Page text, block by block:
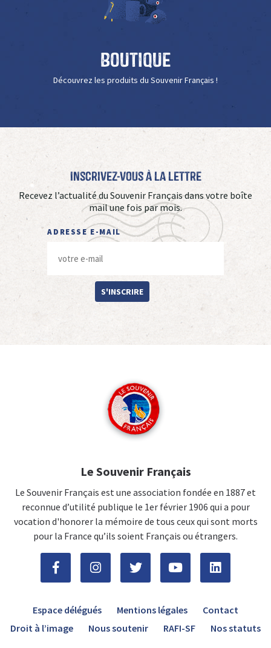
Boutique
Découvrez les produits du Souvenir Français !
Inscrivez-vous à La Lettre
Recevez l’actualité du Souvenir Français dans votre boîte
mail une fois par mois.
ADRESSE E-MAIL
S'INSCRIRE
Le Souvenir Français
Le Souvenir Français est une association fondée en 1887 et
reconnue d’utilité publique le 1er février 1906 qui a pour
vocation d'honorer la mémoire de tous ceux qui sont morts
pour la France qu’ils soient Français ou étrangers.
Espace délégués Mentions légales
Contact
Droit à l’image
Nous soutenir RAFI-SF Nos statuts